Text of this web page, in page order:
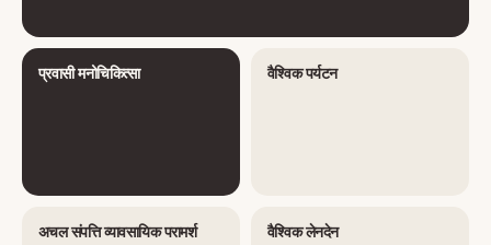
प्रवासी मनोचिकित्सा वैश्विक पर्यटन
अचल संपत्ति व्यावसायिक परामर्श वैश्विक लेनदेन